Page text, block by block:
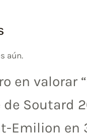
aún.
en valorar
Soutard
Emilion en